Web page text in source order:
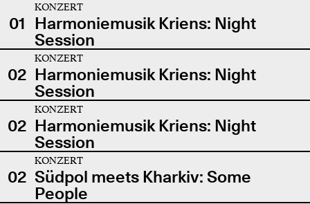
01
KONZERT
Harmoniemusik Kriens: Night
Session
02
KONZERT
Harmoniemusik Kriens: Night
Session
02
KONZERT
Harmoniemusik Kriens: Night
Session
02
KONZERT
Südpol meets Kharkiv: Some
People